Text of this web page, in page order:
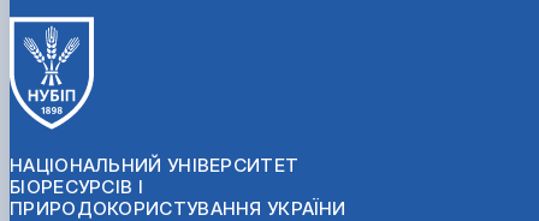
НАЦІОНАЛЬНИЙ УНІВЕРСИТЕТ
БІОРЕСУРСІВ І
ПРИРОДОКОРИСТУВАННЯ УКРАЇНИ